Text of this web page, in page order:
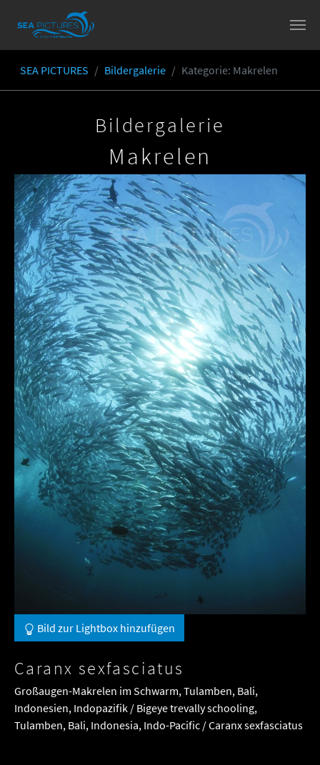
Skip to main content
You are here:
SEA PICTURES Bildergalerie Kategorie: Makrelen
Bildergalerie
Makrelen
Bild zur Lightbox hinzufügen
Caranx sexfasciatus
Großaugen-Makrelen im Schwarm, Tulamben, Bali,
Indonesien, Indopazifik / Bigeye trevally schooling,
Tulamben, Bali, Indonesia, Indo-Pacific / Caranx sexfasciatus